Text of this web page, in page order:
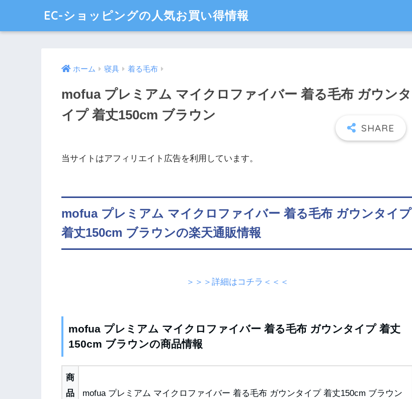
EC-ショッピングの人気お買い得情報
ホーム 寝具 着る毛布
mofua プレミアム マイクロファイバー 着る毛布 ガウンタ
イプ 着丈150cm ブラウン
当サイトはアフィリエイト広告を利用しています。
mofua プレミアム マイクロファイバー 着る毛布 ガウンタイプ
着丈150cm ブラウンの楽天通販情報
＞＞＞詳細はコチラ＜＜＜
mofua プレミアム マイクロファイバー 着る毛布 ガウンタイプ 着丈
150cm ブラウンの商品情報
商
品
mofua プレミアム マイクロファイバー 着る毛布 ガウンタイプ 着丈150cm ブラウン